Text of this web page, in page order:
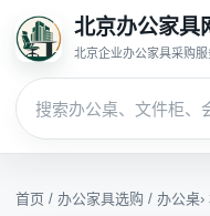
北京办公家具
北京企业办公家具采购服
首页 / 办公家具选购 / 办公桌›